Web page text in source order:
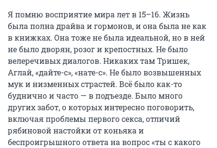
Я помню восприятие мира лет в 15–16. Жизнь
была полна драйва и гормонов, и она была не как
в книжках. Она тоже не была идеальной, но в ней
не было дворян, розог и крепостных. Не было
велеречивых диалогов. Никаких там Тришек,
Аглай, «дайте-с», «нате-с». Не было возвышенных
мук и низменных страстей. Всё было как-то
буднично и часто — в подъезде. Было много
других забот, о которых интересно поговорить,
включая проблемы первого секса, отличий
рябиновой настойки от коньяка и
беспроигрышного ответа на вопрос «ты с какого